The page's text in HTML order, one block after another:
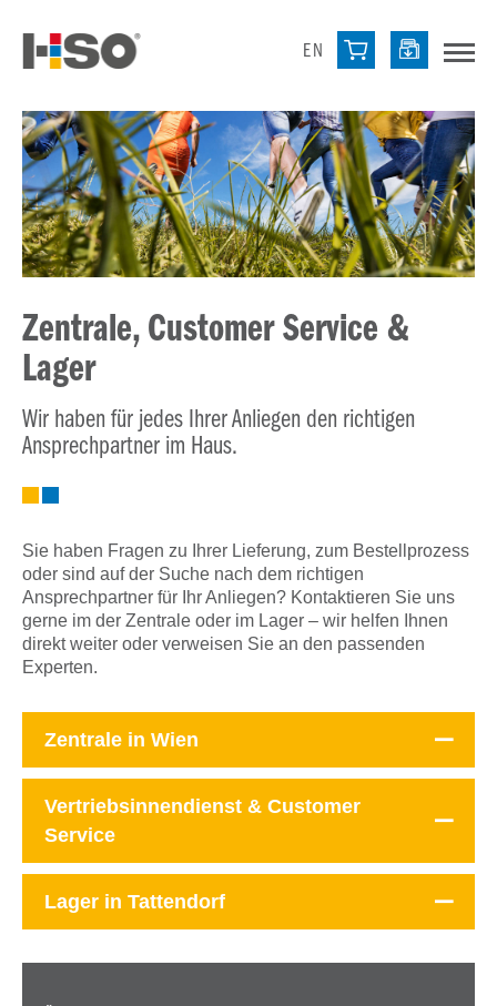
EN
Zentrale, Customer Service &
Lager
Wir haben für jedes Ihrer Anliegen den richtigen
Ansprechpartner im Haus.
Sie haben Fragen zu Ihrer Lieferung, zum Bestellprozess
oder sind auf der Suche nach dem richtigen
Ansprechpartner für Ihr Anliegen? Kontaktieren Sie uns
gerne im der Zentrale oder im Lager – wir helfen Ihnen
direkt weiter oder verweisen Sie an den passenden
Experten.
Zentrale in Wien
Vertriebsinnendienst & Customer
Service
Lager in Tattendorf